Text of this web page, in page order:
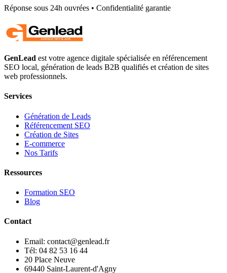
Réponse sous 24h ouvrées • Confidentialité garantie
GenLead est votre agence digitale spécialisée en référencement
SEO local, génération de leads B2B qualifiés et création de sites
web professionnels.
Services
Génération de Leads
Référencement SEO
Création de Sites
E-commerce
Nos Tarifs
Ressources
Formation SEO
Blog
Contact
Email: contact@genlead.fr
Tél: 04 82 53 16 44
20 Place Neuve
69440 Saint-Laurent-d'Agny